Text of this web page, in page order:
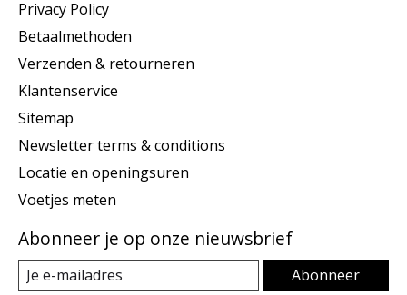
Privacy Policy
Betaalmethoden
Verzenden & retourneren
Klantenservice
Sitemap
Newsletter terms & conditions
Locatie en openingsuren
Voetjes meten
Abonneer je op onze nieuwsbrief
Abonneer